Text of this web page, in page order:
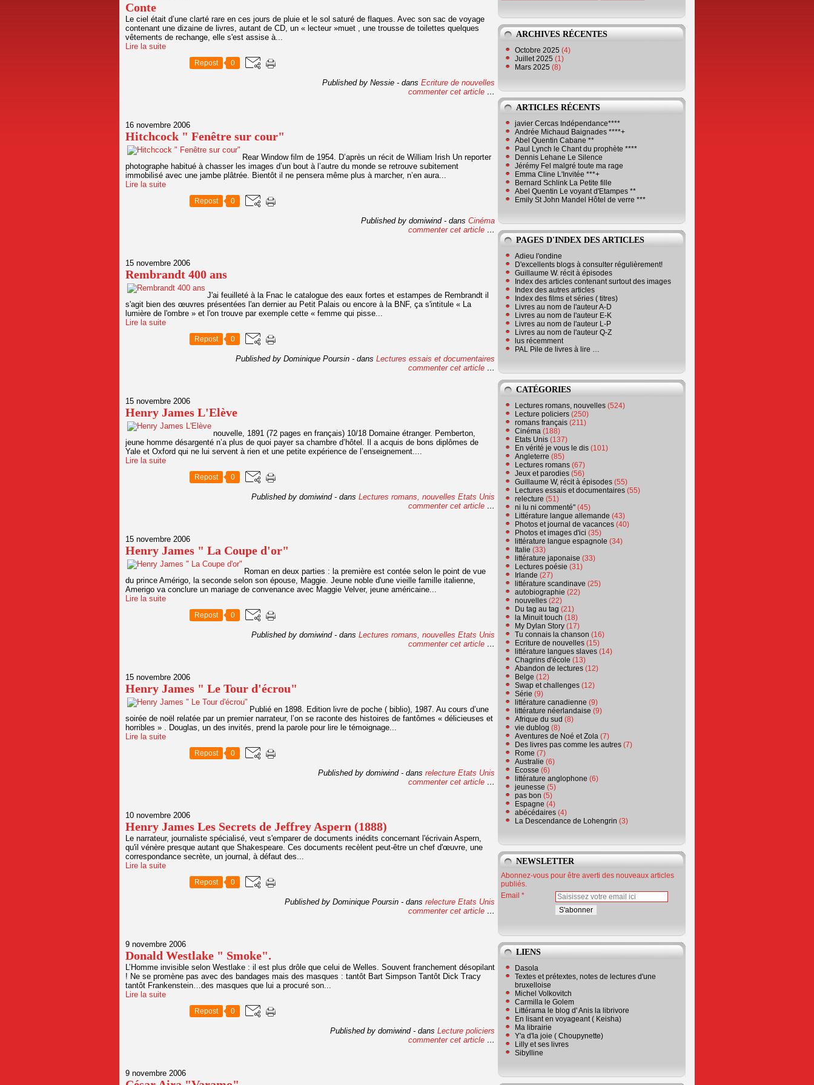
Conte
Le ciel était d’une clarté rare en ces jours de pluie et le sol saturé de flaques. Avec son sac de voyage
contenant une dizaine de livres, autant de CD, un « lecteur »muet , une trousse de toilettes quelques
vêtements de rechange, elle s'est assise à...
Lire la suite
Repost 0
Published by Nessie - dans Ecriture de nouvelles
commenter cet article …
16 novembre 2006
Hitchcock " Fenêtre sur cour"
Rear Window film de 1954. D’après un récit de William Irish Un reporter
photographe habitué à chasser les images d’un bout à l’autre du monde se retrouve subitement
immobilisé avec une jambe plâtrée. Bientôt il ne pensera même plus à marcher, n’en aura...
Lire la suite
Repost 0
Published by domiwind - dans Cinéma
commenter cet article …
15 novembre 2006
Rembrandt 400 ans
J'ai feuilleté à la Fnac le catalogue des eaux fortes et estampes de Rembrandt il
s'agit bien des œuvres présentées l'an dernier au Petit Palais ou encore à la BNF, ça s'intitule « La
lumière de l'ombre » et l'on trouve par exemple cette « femme qui pisse...
Lire la suite
Repost 0
Published by Dominique Poursin - dans Lectures essais et documentaires
commenter cet article …
15 novembre 2006
Henry James L'Elève
nouvelle, 1891 (72 pages en français) 10/18 Domaine étranger. Pemberton,
jeune homme désargenté n’a plus de quoi payer sa chambre d’hôtel. Il a acquis de bons diplômes de
Yale et Oxford qui ne lui servent à rien et une petite expérience de l’enseignement....
Lire la suite
Repost 0
Published by domiwind - dans Lectures romans, nouvelles Etats Unis
commenter cet article …
15 novembre 2006
Henry James " La Coupe d'or"
Roman en deux parties : la première est contée selon le point de vue
du prince Amérigo, la seconde selon son épouse, Maggie. Jeune noble d'une vieille famille italienne,
Amerigo va conclure un mariage de convenance avec Maggie Velver, jeune américaine...
Lire la suite
Repost 0
Published by domiwind - dans Lectures romans, nouvelles Etats Unis
commenter cet article …
15 novembre 2006
Henry James " Le Tour d'écrou"
Publié en 1898. Edition livre de poche ( biblio), 1987. Au cours d’une
soirée de noël relatée par un premier narrateur, l’on se raconte des histoires de fantômes « délicieuses et
horribles » . Douglas, un des invités, prend la parole pour lire le témoignage...
Lire la suite
Repost 0
Published by domiwind - dans relecture Etats Unis
commenter cet article …
10 novembre 2006
Henry James Les Secrets de Jeffrey Aspern (1888)
Le narrateur, journaliste spécialisé, veut s'emparer de documents inédits concernant l'écrivain Aspern,
qu'il vénère presque autant que Shakespeare. Ces documents recèlent peut-être un chef d'œuvre, une
correspondance secrète, un journal, à défaut des...
Lire la suite
Repost 0
Published by Dominique Poursin - dans relecture Etats Unis
commenter cet article …
9 novembre 2006
Donald Westlake " Smoke".
L’Homme invisible selon Westlake : il est plus drôle que celui de Welles. Souvent franchement désopilant
! Ne se promène pas avec des bandages mais des masques : tantôt Bart Simpson Tantôt Dick Tracy
tantôt Frankenstein…des masques que lui a procuré son...
Lire la suite
Repost 0
Published by domiwind - dans Lecture policiers
commenter cet article …
9 novembre 2006
ARCHIVES RÉCENTES
Octobre 2025 (4)
Juillet 2025 (1)
Mars 2025 (8)
ARTICLES RÉCENTS
javier Cercas Indépendance****
Andrée Michaud Baignades ****+
Abel Quentin Cabane **
Paul Lynch le Chant du prophète ****
Dennis Lehane Le Silence
Jérémy Fel malgré toute ma rage
Emma Cline L'Invitée ***+
Bernard Schlink La Petite fille
Abel Quentin Le voyant d'Etampes **
Emily St John Mandel Hôtel de verre ***
PAGES D'INDEX DES ARTICLES
Adieu l'ondine
D'excellents blogs à consulter régulièrement!
Guillaume W. récit à épisodes
Index des articles contenant surtout des images
Index des autres articles
Index des films et séries ( titres)
Livres au nom de l'auteur A-D
Livres au nom de l'auteur E-K
Livres au nom de l'auteur L-P
Livres au nom de l'auteur Q-Z
lus récemment
PAL Pile de livres à lire …
CATÉGORIES
Lectures romans, nouvelles (524)
Lecture policiers (250)
romans français (211)
Cinéma (188)
Etats Unis (137)
En vérité je vous le dis (101)
Angleterre (85)
Lectures romans (67)
Jeux et parodies (56)
Guillaume W, récit à épisodes (55)
Lectures essais et documentaires (55)
relecture (51)
ni lu ni commenté" (45)
Littérature langue allemande (43)
Photos et journal de vacances (40)
Photos et images d'ici (35)
littérature langue espagnole (34)
Italie (33)
littérature japonaise (33)
Lectures poésie (31)
Irlande (27)
littérature scandinave (25)
autobiographie (22)
nouvelles (22)
Du tag au tag (21)
la Minuit touch (18)
My Dylan Story (17)
Tu connais la chanson (16)
Ecriture de nouvelles (15)
littérature langues slaves (14)
Chagrins d'école (13)
Abandon de lectures (12)
Belge (12)
Swap et challenges (12)
Série (9)
littérature canadienne (9)
littérature néerlandaise (9)
Afrique du sud (8)
vie dublog (8)
Aventures de Noé et Zola (7)
Des livres pas comme les autres (7)
Rome (7)
Australie (6)
Ecosse (6)
littérature anglophone (6)
jeunesse (5)
pas bon (5)
Espagne (4)
abécédaires (4)
La Descendance de Lohengrin (3)
NEWSLETTER
Abonnez-vous pour être averti des nouveaux articles
publiés.
Email
LIENS
Dasola
Textes et prétextes, notes de lectures d'une
bruxelloise
Michel Volkovitch
Carmilla le Golem
Littérama le blog d' Anis la librivore
En lisant en voyageant ( Keisha)
Ma librairie
Y'a d'la joie ( Choupynette)
Lilly et ses livres
Sibylline